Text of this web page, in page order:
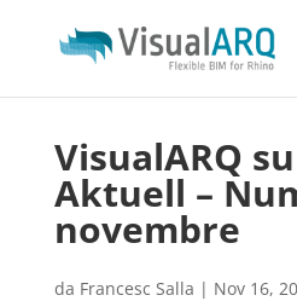
VisualARQ
Aktuell –
novembre
da Francesc Salla | Nov 16,